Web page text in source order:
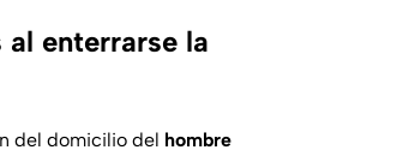
enterrarse la
del domicilio del hombre